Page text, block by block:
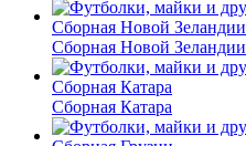
Сборная Новой Зеландии
Сборная Катара